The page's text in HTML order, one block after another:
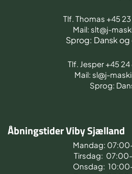
Tlf. Thomas +45
Mail: slt@j-
Sprog: Dansk
Tlf. Jesper +45 24
Mail: sl@j-
Sprog:
Åbningstider Viby Sjælland
Mandag:
Tirsdag:
Onsdag: